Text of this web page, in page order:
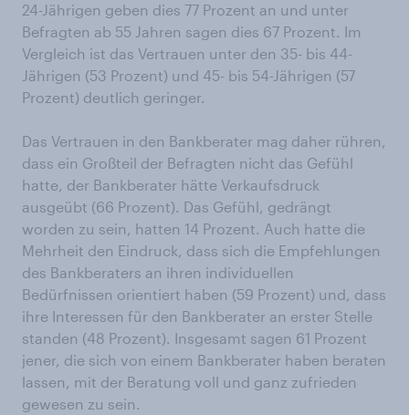
24-Jährigen geben dies 77 Prozent an und unter
Befragten ab 55 Jahren sagen dies 67 Prozent. Im
Vergleich ist das Vertrauen unter den 35- bis 44-
Jährigen (53 Prozent) und 45- bis 54-Jährigen (57
Prozent) deutlich geringer.
Das Vertrauen in den Bankberater mag daher rühren,
dass ein Großteil der Befragten nicht das Gefühl
hatte, der Bankberater hätte Verkaufsdruck
ausgeübt (66 Prozent). Das Gefühl, gedrängt
worden zu sein, hatten 14 Prozent. Auch hatte die
Mehrheit den Eindruck, dass sich die Empfehlungen
des Bankberaters an ihren individuellen
Bedürfnissen orientiert haben (59 Prozent) und, dass
ihre Interessen für den Bankberater an erster Stelle
standen (48 Prozent). Insgesamt sagen 61 Prozent
jener, die sich von einem Bankberater haben beraten
lassen, mit der Beratung voll und ganz zufrieden
gewesen zu sein.